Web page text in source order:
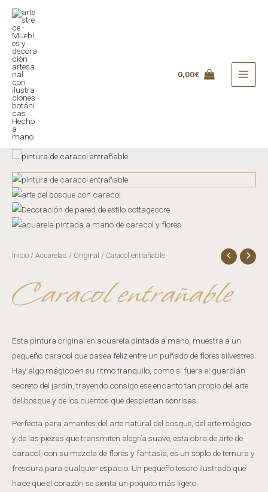
contenido
0,00€
Inicio / Acuarelas / Original / Caracol entrañable
Caracol entrañable
Esta pintura original en acuarela pintada a mano, muestra a un
pequeño caracol que pasea feliz entre un puñado de flores silvestres.
Hay algo mágico en su ritmo tranquilo, como si fuera el guardián
secreto del jardín, trayendo consigo ese encanto tan propio del arte
del bosque y de los cuentos que despiertan sonrisas.
Perfecta para amantes del arte natural del bosque, del arte mágico
y de las piezas que transmiten alegría suave, esta obra de arte de
caracol, con su mezcla de flores y fantasía, es un soplo de ternura y
frescura para cualquier espacio. Un pequeño tesoro ilustrado que
hace que el corazón se sienta un poquito más ligero.